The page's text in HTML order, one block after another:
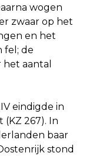
wogen
zwaar op het
en het
fel; de
aantal
eindigde in
(KZ 267). In
baar
stond